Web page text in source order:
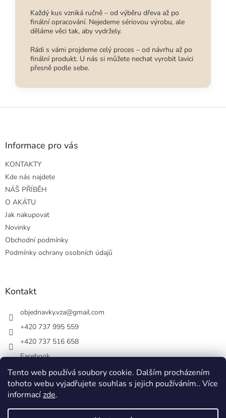
Tento web používá soubory cookie. Dalším procházením
tohoto webu vyjadřujete souhlas s jejich používáním.. Více
informacízde.
Každý kus vzniká ručně – od výběru dřeva až po
finální opracování. Nejedeme sériovou výrobu, ale
děláme věci tak, aby vydržely.
Rádi s vámi projdeme celý proces – od návrhu až po
finální produkt. U nás si můžete nechat vyrobit lavici
přesně podle sebe.
Z
Informace pro vás
KONTAKTY
Kde nás najdete
NÁŠ PŘÍBĚH
O AKÁTU
Jak nakupovat
Novinky
Obchodní podmínky
Podmínky ochrany osobních údajů
Kontakt
objednavky.vza@gmail.com
+420 737 995 559
+420 737 516 658
Facebook
vsezakatu/
+420 737 516 658